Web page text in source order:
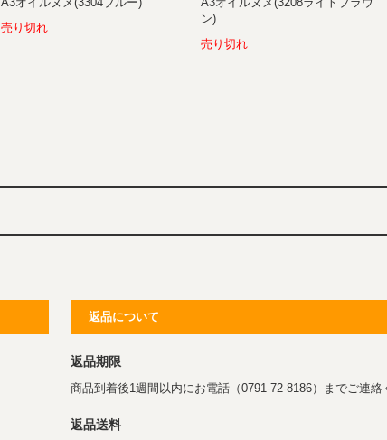
A3オイルヌメ(3304ブルー)
売り切れ
A3オイルヌメ(3208ライトブラウ
ン)
売り切れ
返品について
返品期限
商品到着後1週間以内にお電話（0791-72-8186）までご連絡
返品送料